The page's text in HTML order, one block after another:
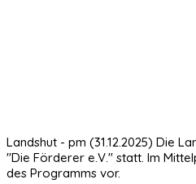
Landshut - pm (31.12.2025) Die
"Die Förderer e.V." statt. Im
des Programms vor.